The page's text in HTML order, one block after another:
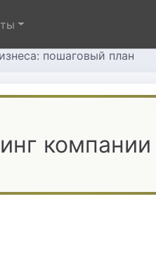
пошаговый план